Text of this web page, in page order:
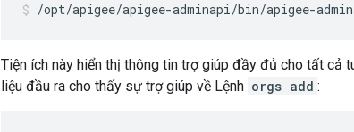
/opt/apigee/apigee-adminapi/bin/apigee-
Tiện ích này hiển thị thông tin trợ giúp đầy đủ cho tất cả
liệu đầu ra cho thấy sự trợ giúp về Lệnh orgs add :